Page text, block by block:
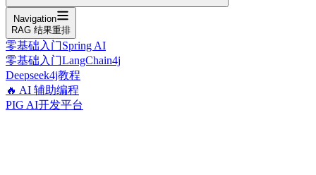
Navigation
RAG 结果重排
零基础入门Spring AI
零基础入门LangChain4j
Deepseek4j教程
🔥 AI 辅助编程
PIG AI开发平台